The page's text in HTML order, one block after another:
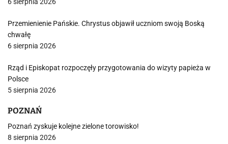
Przemienienie Pańskie. Chrystus objawił uczniom swoją Boską
chwałę
6 sierpnia 2026
Rząd i Episkopat rozpoczęły przygotowania do wizyty papieża w
Polsce
5 sierpnia 2026
POZNAŃ
Poznań zyskuje kolejne zielone torowisko!
8 sierpnia 2026